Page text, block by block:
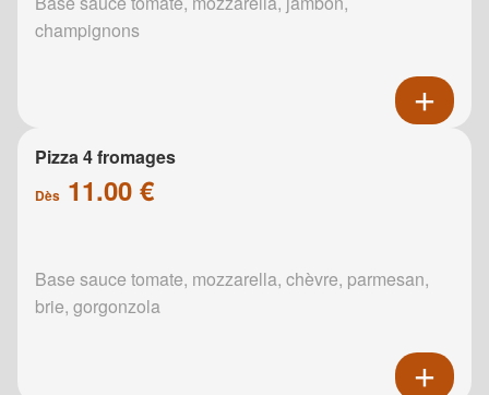
champignons
Pizza 4 fromages
Dès 11.00 €
Base sauce tomate, mozzarella, chèvre, parmesan,
brie, gorgonzola